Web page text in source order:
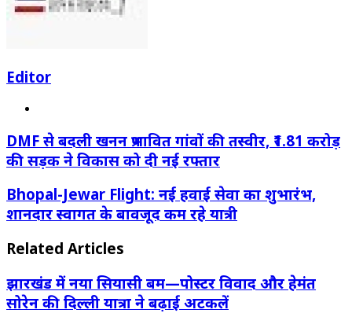
Editor
DMF से बदली खनन प्रभावित गांवों की तस्वीर, ₹1.81 करोड़
की सड़क ने विकास को दी नई रफ्तार
Bhopal-Jewar Flight: नई हवाई सेवा का शुभारंभ,
शानदार स्वागत के बावजूद कम रहे यात्री
Related Articles
झारखंड में नया सियासी बम—पोस्टर विवाद और हेमंत
सोरेन की दिल्ली यात्रा ने बढ़ाई अटकलें